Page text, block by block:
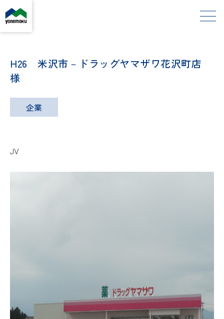
H26 米沢市－ドラッグヤマザワ花沢町店
様
企業
JV